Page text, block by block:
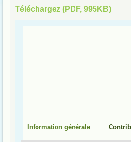
Téléchargez (PDF, 995KB)